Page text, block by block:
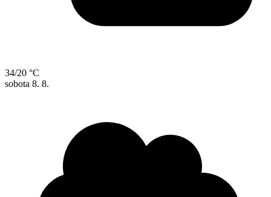
34/20 °C
sobota 8. 8.